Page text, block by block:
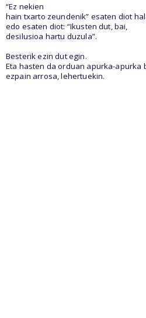
“Ez nekien
hain txarto zeundenik” esaten diot
edo esaten diot: “Ikusten dut, bai,
desilusioa hartu duzula”.
Besterik ezin dut egin.
Eta hasten da orduan apurka-apurka
ezpain arrosa, lehertuekin.